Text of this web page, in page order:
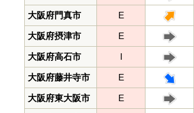
大阪府門真市 E
大阪府摂津市 E
大阪府高石市 I
大阪府藤井寺市 E
大阪府東大阪市 E